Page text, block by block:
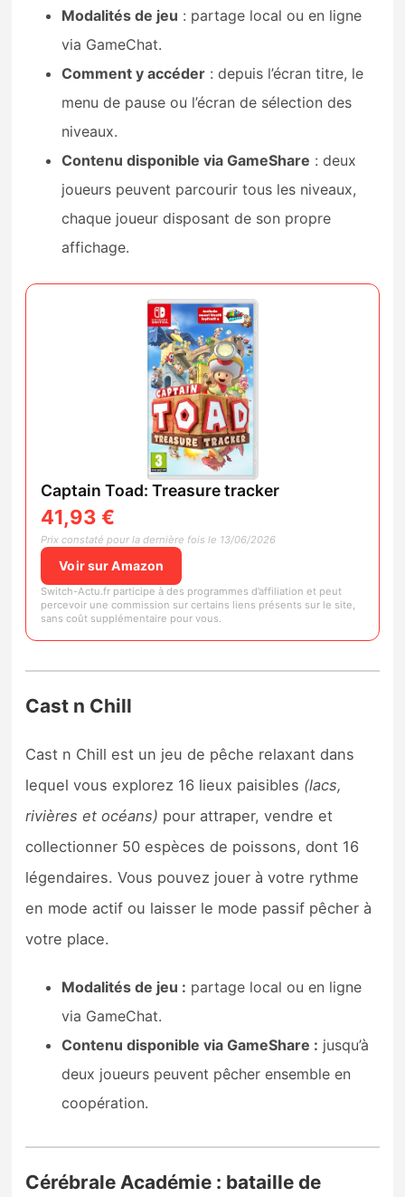
Modalités de jeu : partage local ou en ligne
via GameChat.
Comment y accéder : depuis l’écran titre, le
menu de pause ou l’écran de sélection des
niveaux.
Contenu disponible via GameShare : deux
joueurs peuvent parcourir tous les niveaux,
chaque joueur disposant de son propre
affichage.
Captain Toad: Treasure tracker
41,93 €
Prix constaté pour la dernière fois le 13/06/2026
Voir sur Amazon
Switch-Actu.fr participe à des programmes d’affiliation et peut
percevoir une commission sur certains liens présents sur le site,
sans coût supplémentaire pour vous.
Cast n Chill
Cast n Chill est un jeu de pêche relaxant dans
lequel vous explorez 16 lieux paisibles (lacs,
rivières et océans) pour attraper, vendre et
collectionner 50 espèces de poissons, dont 16
légendaires. Vous pouvez jouer à votre rythme
en mode actif ou laisser le mode passif pêcher à
votre place.
Modalités de jeu : partage local ou en ligne
via GameChat.
Contenu disponible via GameShare : jusqu’à
deux joueurs peuvent pêcher ensemble en
coopération.
Cérébrale Académie : bataille de